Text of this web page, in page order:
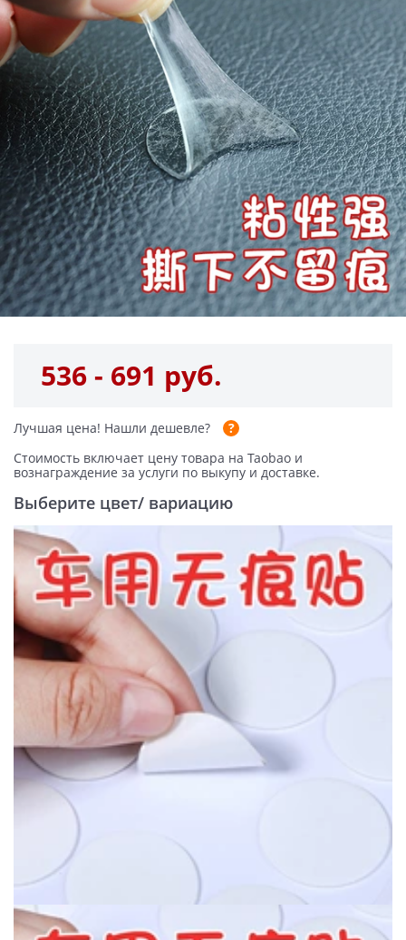
536 - 691 руб.
Лучшая цена! Нашли дешевле?
Стоимость включает цену товара на Taobao и
вознаграждение за услуги по выкупу и доставке.
Выберите цвет/ вариацию